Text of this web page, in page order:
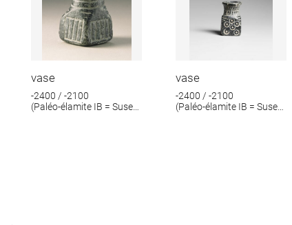
vase
-2400 / -2100
(Paléo-élamite IB = Suse
vase
-2400 / -2100
(Paléo-élamite IB = Suse